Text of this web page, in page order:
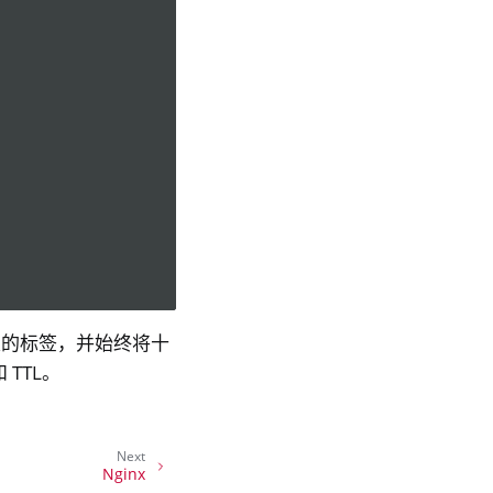
标签，并始终将十
。
Next
Nginx